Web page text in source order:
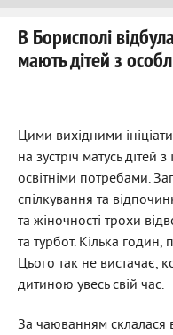
В Борисполі
мають дітей з
Цими вихідними
на зустріч матусь дітей
освітніми потребами.
спілкування та
та жіночності трохи
та турбот. Кілька
Цього так не вистачає,
дитиною увесь свій час.
За чаюванням склалася